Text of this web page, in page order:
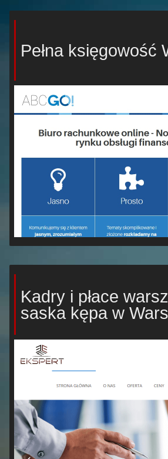
Pełna księgowość
Kadry i płace
saska kępa w